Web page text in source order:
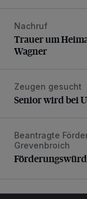
Trauer um
Nachruf
Trauer um
Wagner
Senior wird bei
Zeugen gesucht
Senior wird bei
Beantragte
Grevenbroich